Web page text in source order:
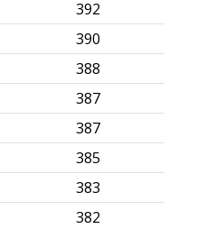
392
390
388
387
387
385
383
382